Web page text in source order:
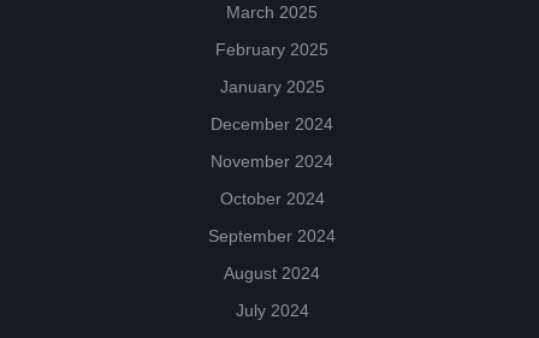
March 2025
February 2025
January 2025
December 2024
November 2024
October 2024
September 2024
August 2024
July 2024